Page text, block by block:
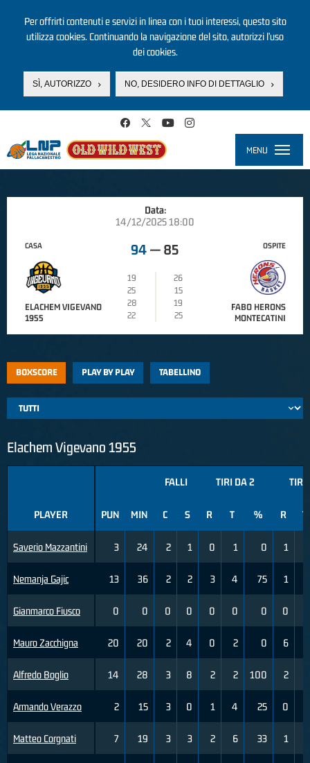
Per offrirti contenuti e servizi in linea con i tuoi interessi, questo sito
utilizza cookies. Continuando la navigazione del sito, autorizzi l’uso
dei cookies.
SÌ, AUTORIZZO NO, DESIDERO INFO DI DETTAGLIO
MENU
Data:
14/12/2025 18:00
CASA
ELACHEM VIGEVANO
1955
94 — 85
19
26
25
15
28
19
22
25
OSPITE
FABO HERONS
MONTECATINI
BOXSCORE PLAY BY PLAY TABELLINO
Elachem Vigevano 1955
PLAYER
Saverio Mazzantini
Nemanja Gajic
Gianmarco Fiusco
Mauro Zacchigna
Alfredo Boglio
Armando Verazzo
Matteo Corgnati
FALLI TIRI DA 2 TIRI
PUN MIN C S R T % R T
3 24 2 1 0 1 0 1
13 36 2 2 3 4 75 1
0 0 0 0 0 0 0 0
20 20 2 4 0 2 0 6
14 28 3 8 2 2 100 2
2 15 3 0 1 4 25 0
7 19 3 3 2 6 33 1